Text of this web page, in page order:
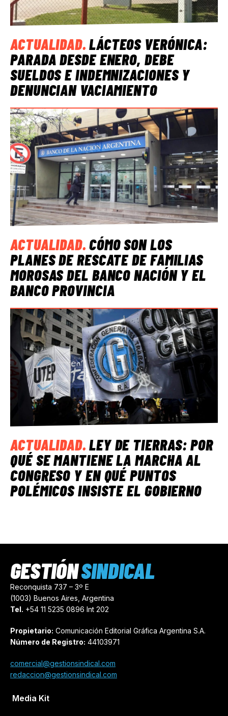
ACTUALIDAD.LÁCTEOS VERÓNICA:
PARADA DESDE ENERO, DEBE
SUELDOS E INDEMNIZACIONES Y
DENUNCIAN VACIAMIENTO
ACTUALIDAD.CÓMO SON LOS
PLANES DE RESCATE DE FAMILIAS
MOROSAS DEL BANCO NACIÓN Y EL
BANCO PROVINCIA
ACTUALIDAD.LEY DE TIERRAS: POR
QUÉ SE MANTIENE LA MARCHA AL
CONGRESO Y EN QUÉ PUNTOS
POLÉMICOS INSISTE EL GOBIERNO
Reconquista 737 – 3º E
(1003) Buenos Aires, Argentina
Tel. +54 11 5235 0896 Int 202
Propietario: Comunicación Editorial Gráfica Argentina S.A.
Número de Registro: 44103971
comercial@gestionsindical.com
redaccion@gestionsindical.com
Media Kit
GESTIÓNSINDICAL